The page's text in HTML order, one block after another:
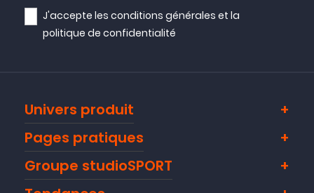
J'accepte lesconditions générales et la
politique de confidentialité
Univers produit
Pages pratiques
Groupe studioSPORT